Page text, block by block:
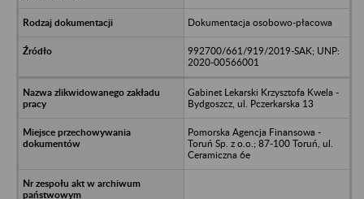
Dokumentacja osobowo-płacowa
992700/661/919/2019-SAK; UNP:
2020-00566001
Gabinet Lekarski Krzysztofa Kwela -
Bydgoszcz, ul. Pczerkarska 13
Pomorska Agencja Finansowa -
Toruń Sp. z o.o.; 87-100 Toruń, ul.
Ceramiczna 6e